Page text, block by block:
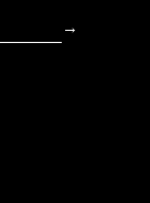
Inscription
→